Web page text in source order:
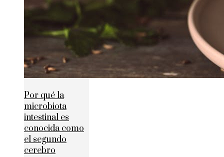
Por qué la
microbiota
intestinal es
conocida como
el segundo
cerebro